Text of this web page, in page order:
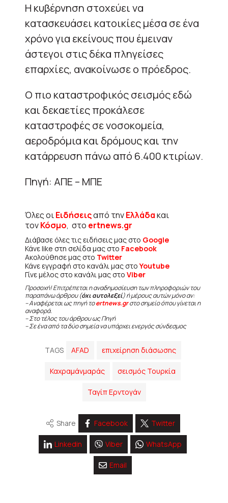
Η κυβέρνηση στοχεύει να
κατασκευάσει κατοικίες μέσα σε ένα
χρόνο για εκείνους που έμειναν
άστεγοι στις δέκα πληγείσες
επαρχίες, ανακοίνωσε ο πρόεδρος.
Ο πιο καταστροφικός σεισμός εδώ
και δεκαετίες προκάλεσε
καταστροφές σε νοσοκομεία,
αεροδρόμια και δρόμους και την
κατάρρευση πάνω από 6.400 κτιρίων.
Πηγή: ΑΠΕ – ΜΠΕ
Όλες οιΕιδήσειςαπό τηνΕλλάδακαι
τονΚόσμο, στο ertnews.gr
Διάβασε όλες τις ειδήσεις μας στο Google
Κάνε like στη σελίδα μας στο Facebook
Ακολούθησε μας στο Twitter
Κάνε εγγραφή στο κανάλι μας στοYoutube
Γίνε μέλος στο κανάλι μας στο Viber
Προσοχή! Επιτρέπεται η αναδημοσίευση των πληροφοριών του
παραπάνω άρθρου (όχι αυτολεξεί) ή μέρους αυτών μόνο αν:
– Αναφέρεται ως πηγή τοertnews.grστο σημείο όπου γίνεται η
αναφορά.
– Στο τέλος του άρθρου ως Πηγή
– Σε ένα από τα δύο σημεία να υπάρχει ενεργός σύνδεσμος
TAGS AFAD επιχείρηση διάσωσης
Καχραμάνμαράς σεισμός Τουρκία
Ταγίπ Ερντογάν
Share Facebook Twitter
Linkedin Viber WhatsApp
Email